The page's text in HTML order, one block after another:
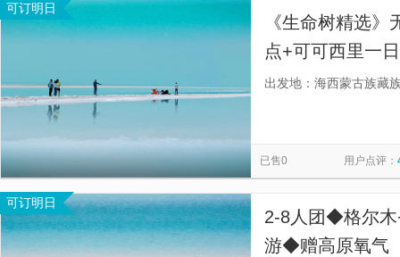
佛山市祖庙博物馆
可订明日
《生命树精选
点+可可西里一
路，深度体验，
出发地：海西蒙古族藏
已售0 用户点评：
可订明日
2-8人团◆格尔木
游◆赠高原氧气